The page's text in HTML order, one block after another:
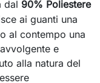
dal 90% Poliestere
ai guanti una
al contempo una
e
alla natura del